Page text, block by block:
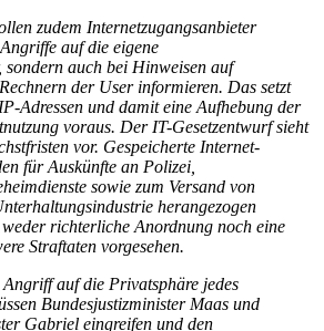
zudem Internetzugangsanbieter
auf die eigene
sondern auch bei Hinweisen auf
der User informieren. Das setzt
Adressen und damit eine Aufhebung der
voraus. Der IT-Gesetzentwurf sieht
vor. Gespeicherte Internet-
für Auskünfte an Polizei,
sowie zum Versand von
herangezogen
richterliche Anordnung noch eine
Straftaten vorgesehen.
Angriff auf die Privatsphäre jedes
Bundesjustizminister Maas und
Gabriel eingreifen und den